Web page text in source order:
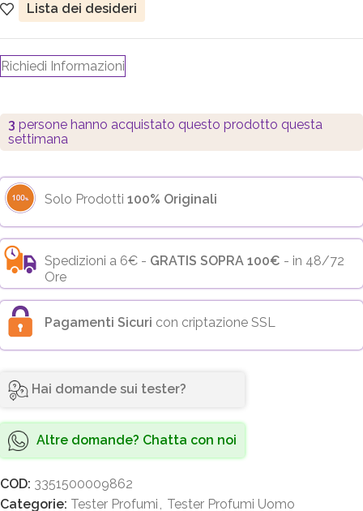
Lista dei desideri
Richiedi Informazioni
3 persone hanno acquistato questo prodotto questa
settimana
Solo Prodotti 100% Originali
Spedizioni a 6€ - GRATIS SOPRA 100€ - in 48/72
Ore
Pagamenti Sicuri con criptazione SSL
Hai domande sui tester?
Altre domande? Chatta con noi
COD: 3351500009862
Categorie: Tester Profumi , Tester Profumi Uomo